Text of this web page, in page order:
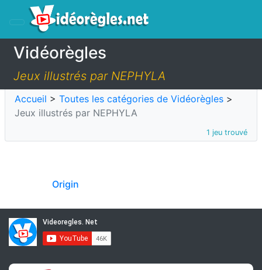
Vidéorègles
Jeux illustrés par NEPHYLA
Accueil > Toutes les catégories de Vidéorègles >
Jeux illustrés par NEPHYLA
1 jeu trouvé
Origin